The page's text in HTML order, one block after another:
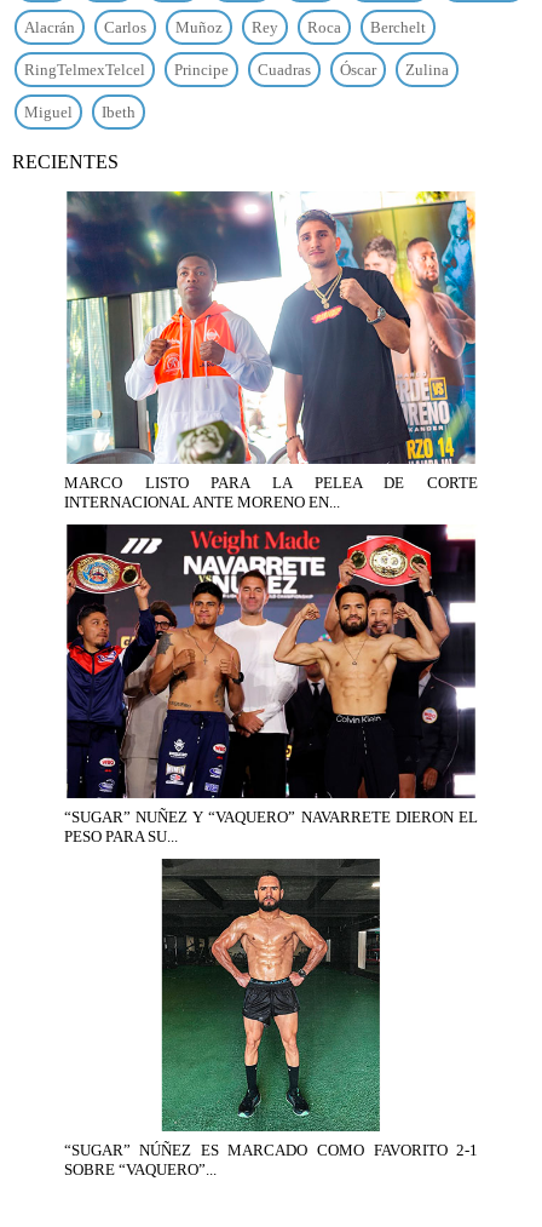
Alacrán Carlos Muñoz Rey Roca Berchelt
RingTelmexTelcel Principe Cuadras Óscar Zulina
Miguel Ibeth
RECIENTES
MARCO LISTO PARA LA PELEA DE CORTE
INTERNACIONAL ANTE MORENO EN...
“SUGAR” NUÑEZ Y “VAQUERO” NAVARRETE DIERON EL
PESO PARA SU...
“SUGAR” NÚÑEZ ES MARCADO COMO FAVORITO 2-1
SOBRE “VAQUERO”...